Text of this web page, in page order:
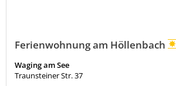
Ferienwohnung am Höllenbach
Waging am See
Traunsteiner Str. 37